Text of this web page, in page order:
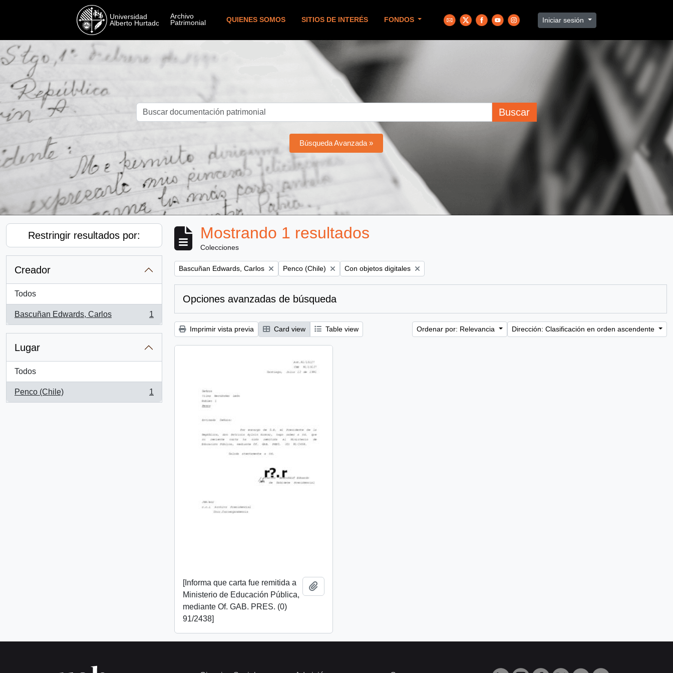
QUIENES SOMOS SITIOS DE INTERÉS FONDOS Iniciar sesión
Buscar
Búsqueda Avanzada »
Restringir resultados por:
Creador
Todos
Bascuñan Edwards, Carlos
, 1 resultados
1
Lugar
Todos
Penco (Chile)
, 1 resultados
1
Mostrando 1 resultados
Colecciones
Remove filter:
Bascuñan Edwards, Carlos Remove filter:
Penco (Chile) Remove filter:
Con objetos digitales
Opciones avanzadas de búsqueda
Imprimir vista previa Card view Table view Ordenar por: Relevancia Dirección: Clasificación en orden ascendente
[Informa que carta fue remitida a
Ministerio de Educación Pública,
mediante Of. GAB. PRES. (0)
91/2438]